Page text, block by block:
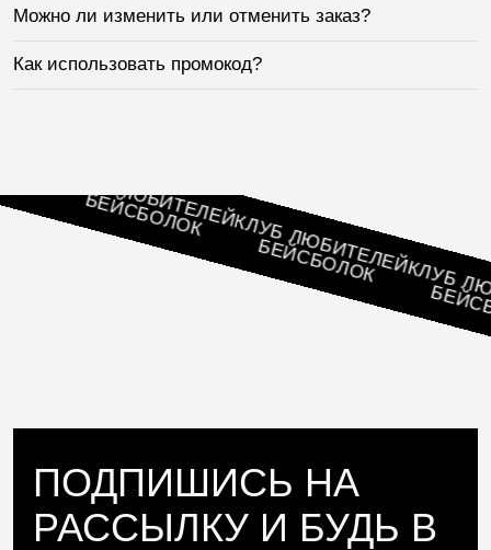
Можно ли изменить или отменить заказ?
Как использовать промокод?
ПОДПИШИСЬ НА
РАССЫЛКУ И БУДЬ В
КЛУБ ЛЮБИТЕЛЕЙ
БЕЙСБОЛОК КЛУБ ЛЮБИТЕЛЕЙ
БЕЙСБОЛОК КЛУБ